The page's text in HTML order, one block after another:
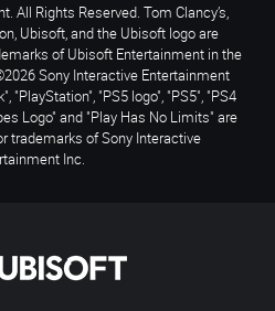
All Rights Reserved. Tom Clancy’s,
Ubisoft, and the Ubisoft logo are
of Ubisoft Entertainment in the
Sony Interactive Entertainment
"PlayStation", "PS5 logo", "PS5", "PS4
Logo" and "Play Has No Limits" are
trademarks of Sony Interactive
Inc.